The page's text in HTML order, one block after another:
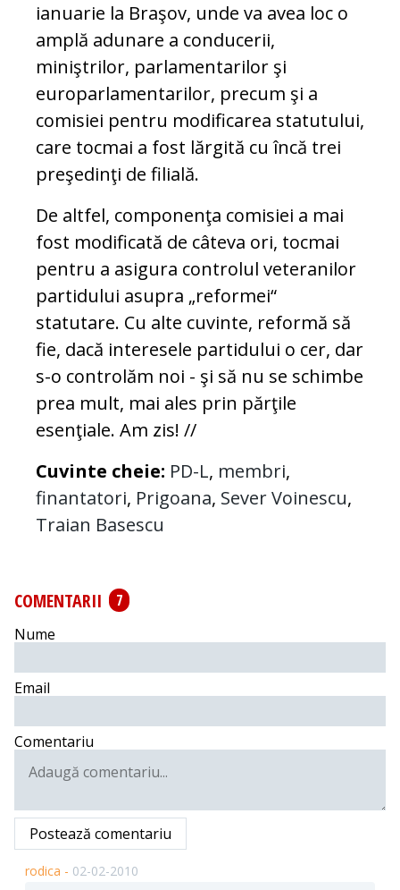
ianuarie la Braşov, unde va avea loc o
amplă adunare a conducerii,
miniştrilor, parlamentarilor şi
europarlamentarilor, precum şi a
comisiei pentru modificarea statutului,
care tocmai a fost lărgită cu încă trei
preşedinţi de filială.
De altfel, componenţa comisiei a mai
fost modificată de câteva ori, tocmai
pentru a asigura controlul veteranilor
partidului asupra „reformei“
statutare. Cu alte cuvinte, reformă să
fie, dacă interesele partidului o cer, dar
s-o controlăm noi - şi să nu se schimbe
prea mult, mai ales prin părţile
esenţiale. Am zis! //
Cuvinte cheie: PD-L, membri,
finantatori, Prigoana, Sever Voinescu,
Traian Basescu
COMENTARII
7
Nume
Email
Comentariu
Postează comentariu
rodica - 02-02-2010